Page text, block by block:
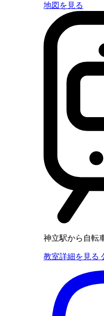
地図を見る
神立駅から自転
教室詳細を見る